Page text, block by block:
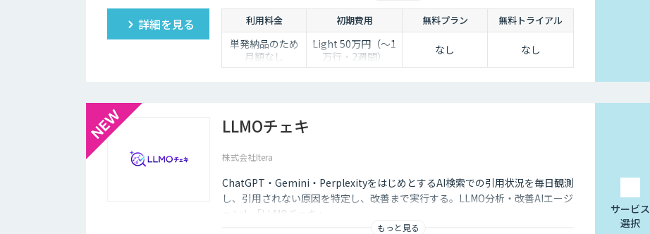
詳細を見る 利用料金 初期費用 無料プラン 無料トライアル
単発納品のため
月額なし
Light 50万円（〜1
万行・2週間）
Standard 100万円
なし なし
LLMOチェキ
株式会社Itera
ChatGPT・Gemini・PerplexityをはじめとするAI検索での引用状況を毎日観測
し、引用されない原因を特定し、改善まで実行する。LLMO分析・改善AIエージ
ェント「LLMOチェキ」。
もっと見る
サービス
選択